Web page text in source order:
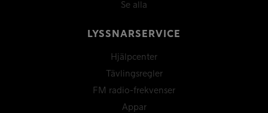
Se alla
LYSSNARSERVICE
Hjälpcenter
Tävlingsregler
FM radio-frekvenser
Appar